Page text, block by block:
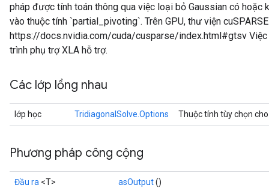
pháp được tính toán thông qua việc loại bỏ Gaussian có hoặc
vào thuộc tính `partial_pivoting`. Trên GPU, thư viện
https://docs.nvidia.com/cuda/cusparse/index.html#gtsv
trình phụ trợ XLA hỗ trợ.
Các lớp lồng nhau
lớp học TridiagonalSolve.Options Thuộc tính tùy chọn
Phương pháp công cộng
Đầu ra <T> asOutput()